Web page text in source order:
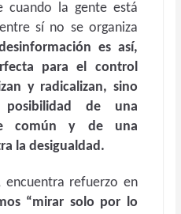
cuando la gente está
sí no se organiza
es así,
para el control
y radicalizan, sino
de una
común y de una
la desigualdad.
encuentra refuerzo en
“mirar solo por lo